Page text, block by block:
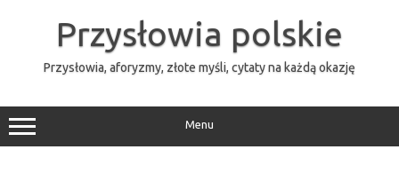
Przysłowia polskie
Przysłowia, aforyzmy, złote myśli, cytaty na każdą okazję
Menu